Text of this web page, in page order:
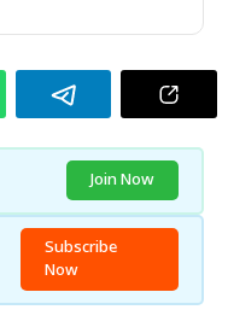
Join Now
Subscribe
Now